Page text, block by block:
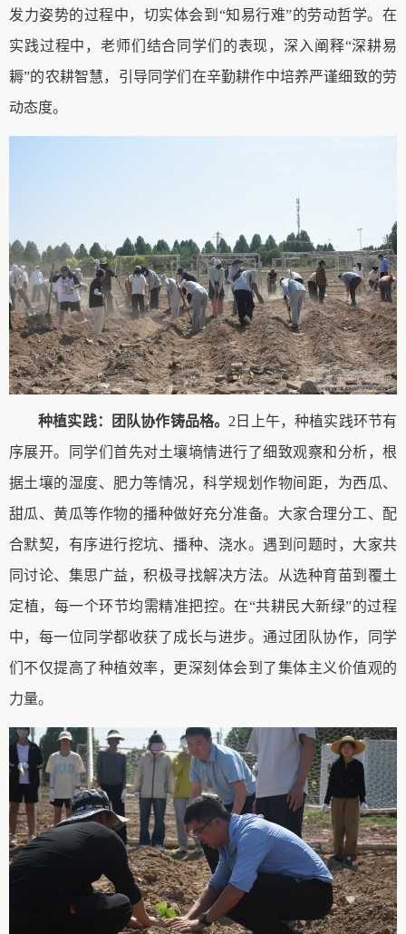
发力姿势的过程中，切实体会到 “知易行难”的劳动哲学。在
实践过程中，老师们 结合 同学们的表现，深入阐释“深耕易
耨”的农耕智慧，引导 同学们 在辛勤耕作中培养严谨细致的劳
动态度。
种植实践：团队协作铸品格。2日 上午，种植实践环节有
序展开。
同学们首先对土壤墒情进行了细致观察和分析，根
据土壤的湿度、肥力等情况，科学规划作物间距，为西瓜、
甜瓜、黄瓜等作物的播种做好充分准备。 大家合理分工、 配
合默契，有序进行挖坑、播种、 浇水。遇到问题时， 大家共
同讨论、集思广益，积极寻找解决方法。从选种育苗到覆土
定植，每一个环节均需精准把控。在“共耕民大新绿”的过程
中， 每一位同学都收获 了 成长与进步。通过团队协作，
同学
们不仅提高了种植效率，更深刻体会到了集体主义价值观的
力量。